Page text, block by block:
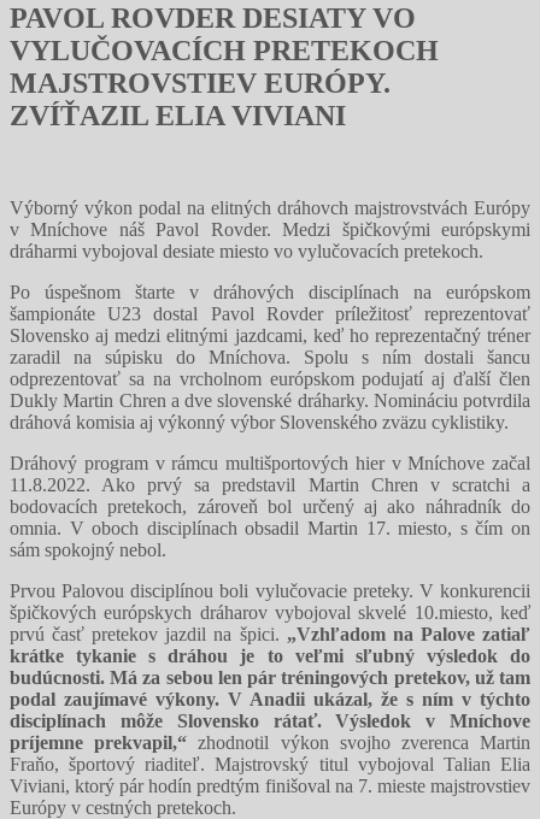
PAVOL ROVDER DESIATY VO
VYLUČOVACÍCH PRETEKOCH
MAJSTROVSTIEV EURÓPY.
ZVÍŤAZIL ELIA VIVIANI
Výborný výkon podal na elitných dráhovch majstrovstvách Európy
v Mníchove náš Pavol Rovder. Medzi špičkovými európskymi
dráharmi vybojoval desiate miesto vo vylučovacích pretekoch.
Po úspešnom štarte v dráhových disciplínach na európskom
šampionáte U23 dostal Pavol Rovder príležitosť reprezentovať
Slovensko aj medzi elitnými jazdcami, keď ho reprezentačný tréner
zaradil na súpisku do Mníchova. Spolu s ním dostali šancu
odprezentovať sa na vrcholnom európskom podujatí aj ďalší člen
Dukly Martin Chren a dve slovenské dráharky. Nomináciu potvrdila
dráhová komisia aj výkonný výbor Slovenského zväzu cyklistiky.
Dráhový program v rámcu multišportových hier v Mníchove začal
11.8.2022. Ako prvý sa predstavil Martin Chren v scratchi a
bodovacích pretekoch, zároveň bol určený aj ako náhradník do
omnia. V oboch disciplínach obsadil Martin 17. miesto, s čím on
sám spokojný nebol.
Prvou Palovou disciplínou boli vylučovacie preteky. V konkurencii
špičkových európskych dráharov vybojoval skvelé 10.miesto, keď
prvú časť pretekov jazdil na špici. „Vzhľadom na Palove zatiaľ
krátke tykanie s dráhou je to veľmi sľubný výsledok do
budúcnosti. Má za sebou len pár tréningových pretekov, už tam
podal zaujímavé výkony. V Anadii ukázal, že s ním v týchto
disciplínach môže Slovensko rátať. Výsledok v Mníchove
príjemne prekvapil,“ zhodnotil výkon svojho zverenca Martin
Fraňo, športový riaditeľ. Majstrovský titul vybojoval Talian Elia
Viviani, ktorý pár hodín predtým finišoval na 7. mieste majstrovstiev
Európy v cestných pretekoch.